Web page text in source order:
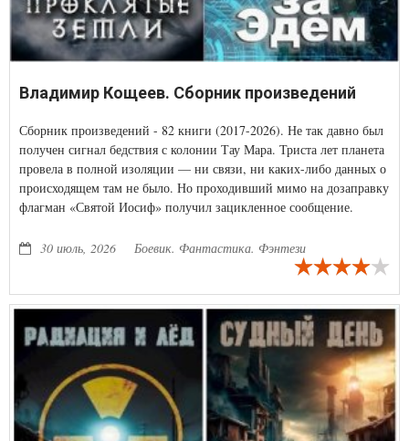
Владимир Кощеев. Сборник произведений
Сборник произведений - 82 книги (2017-2026). Не так давно был
получен сигнал бедствия с колонии Тау Мара. Триста лет планета
провела в полной изоляции — ни связи, ни каких-либо данных о
происходящем там не было. Но проходивший мимо на дозаправку
флагман «Святой Иосиф» получил зацикленное сообщение.
Тау Мара, – объявил холодный женский голос, тут же
сменившись хриплым мужским. – Нам срочно требуется помощь!
30 июль, 2026 Боевик. Фантастика. Фэнтези